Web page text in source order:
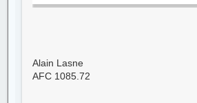
Alain Lasne
AFC 1085.72